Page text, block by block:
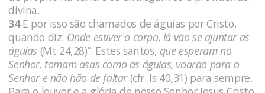
divina.
34E por isso são chamados de águias por Cristo,
quando diz: Onde estiver o corpo, lá vão se ajuntar as
águias (Mt 24,28)”. Estes santos, que esperam no
Senhor, tomam asas como as águias, voarão para o
Senhor e não hão de faltar(cfr. Is 40,31) para sempre.